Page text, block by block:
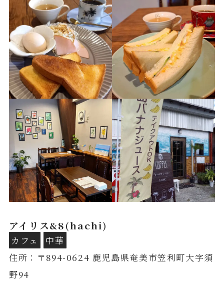
アイリス&8(hachi)
カフェ
中華
住所：〒894-0624 鹿児島県奄美市笠利町大字須
野94